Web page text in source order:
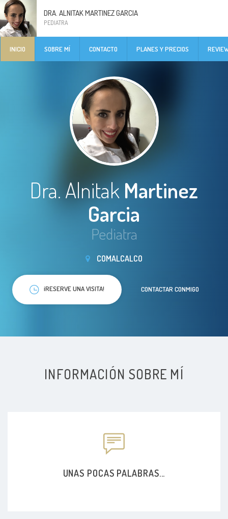
DRA. ALNITAK MARTINEZ GARCIA
PEDIATRA
INICIO SOBRE MÍ CONTACTO PLANES Y PRECIOS
Dra. AlnitakMartinez
Garcia
Pediatra
COMALCALCO
¡RESERVE UNA VISITA! CONTACTAR CONMIGO
INFORMACIÓN SOBRE MÍ
UNAS POCAS PALABRAS...